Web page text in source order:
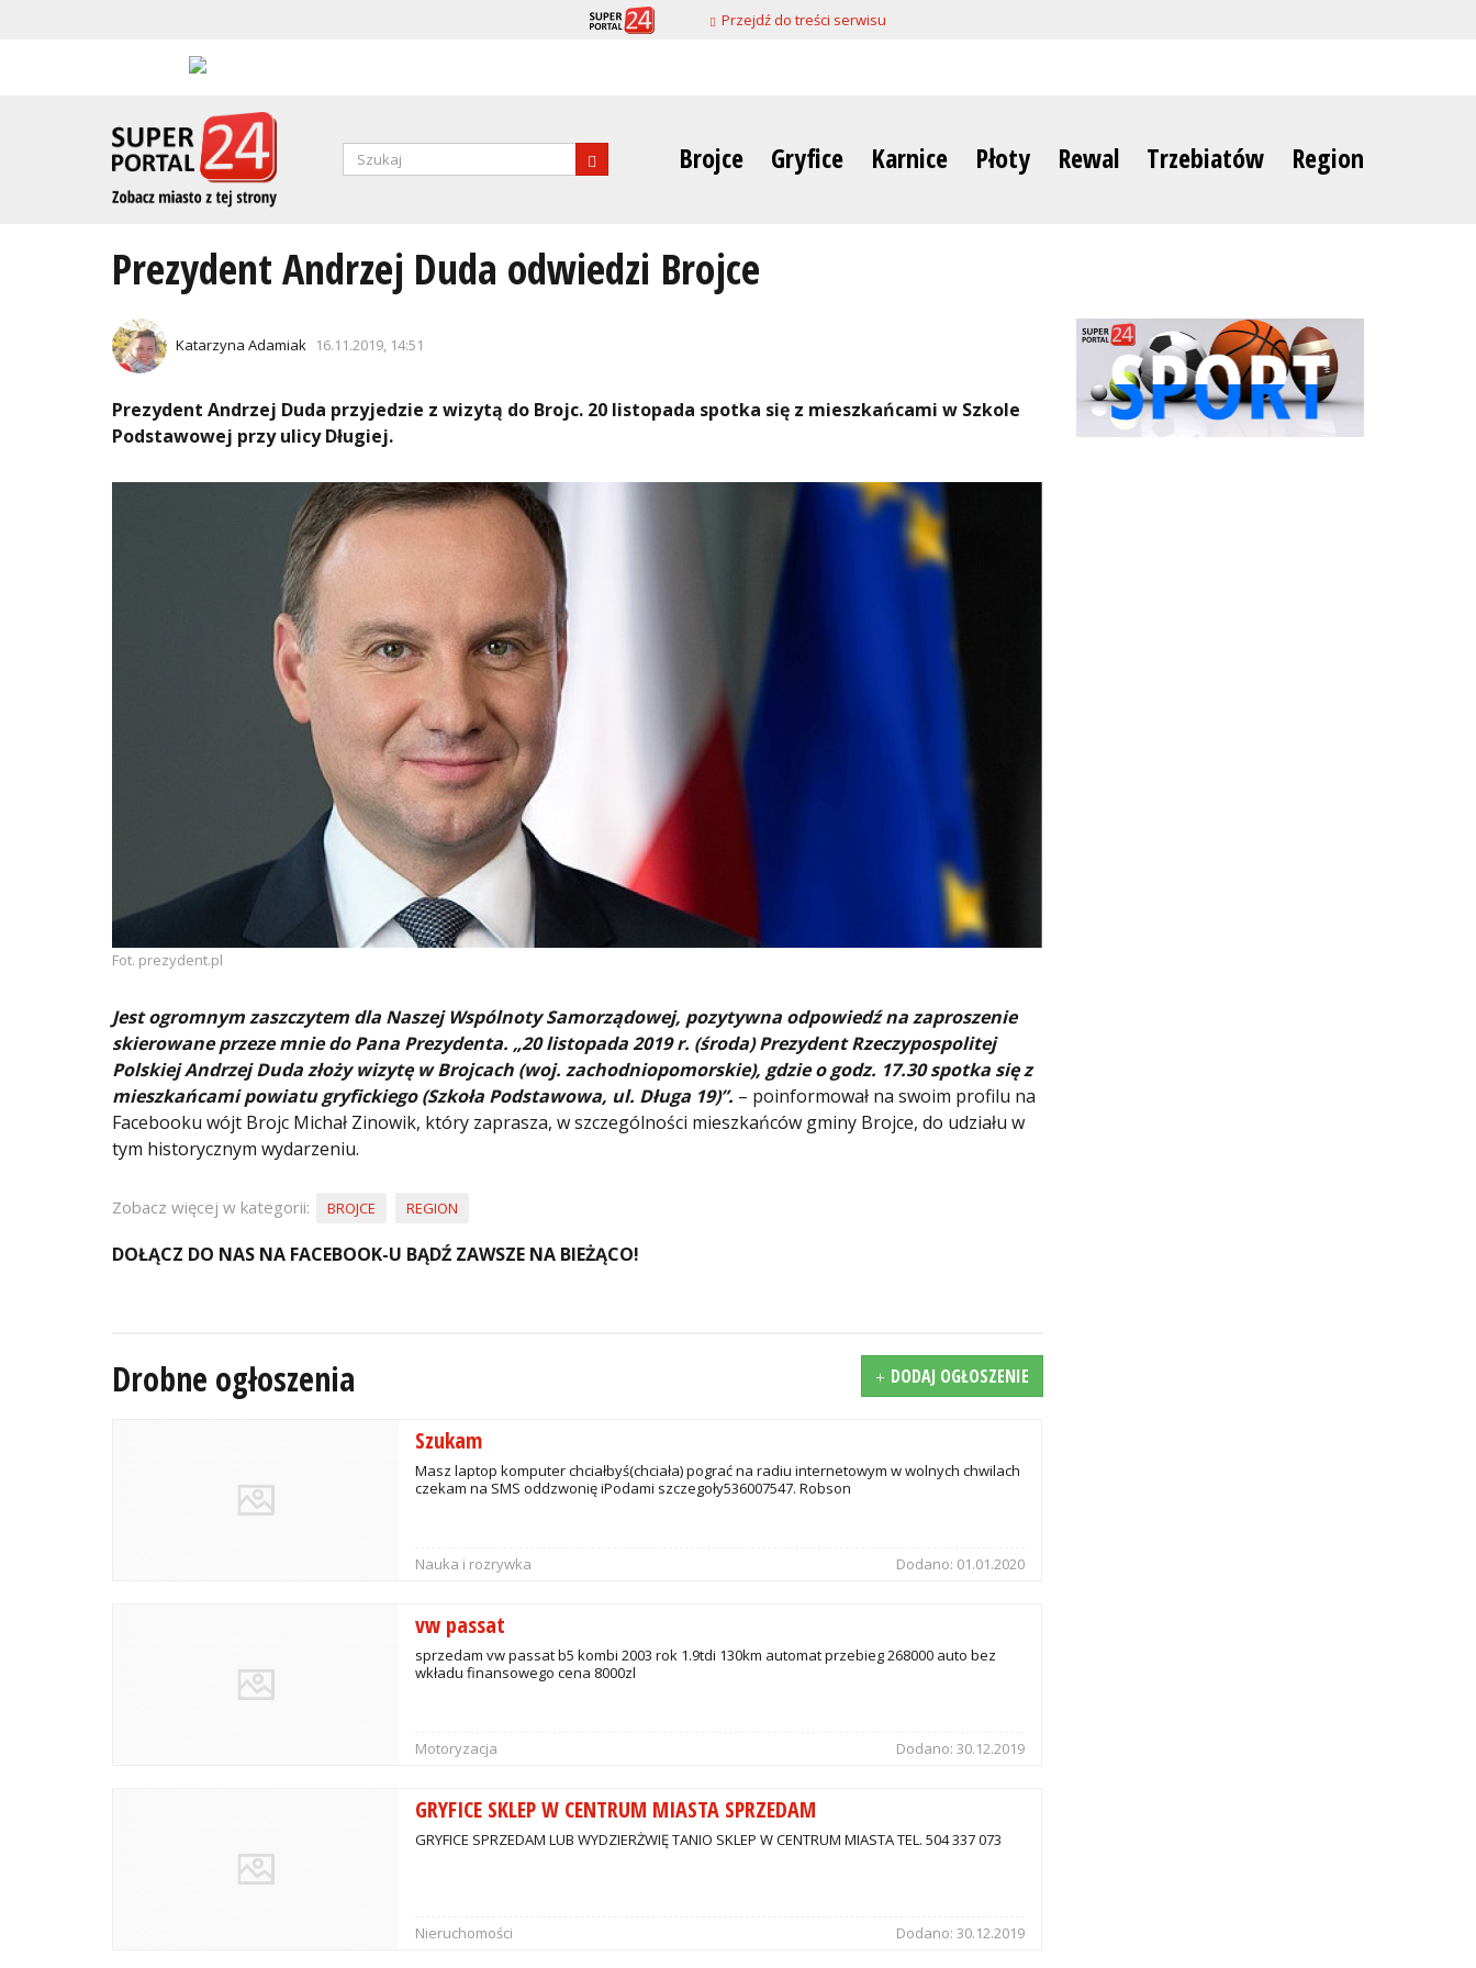
Przejdź do treści serwisu
Brojce Gryfice Karnice Płoty Rewal Trzebiatów Region
Formularz
Prezydent Andrzej Duda odwiedzi Brojce
Katarzyna Adamiak 16.11.2019, 14:51
Prezydent Andrzej Duda przyjedzie z wizytą do Brojc. 20 listopada spotka się z mieszkańcami w Szkole
Podstawowej przy ulicy Długiej.
Fot. prezydent.pl
Jest ogromnym zaszczytem dla Naszej Wspólnoty Samorządowej, pozytywna odpowiedź na zaproszenie
skierowane przeze mnie do Pana Prezydenta. „20 listopada 2019 r. (środa) Prezydent Rzeczypospolitej
Polskiej Andrzej Duda złoży wizytę w Brojcach (woj. zachodniopomorskie), gdzie o godz. 17.30 spotka się z
mieszkańcami powiatu gryfickiego (Szkoła Podstawowa, ul. Długa 19)”. – poinformował na swoim profilu na
Facebooku wójt Brojc Michał Zinowik, który zaprasza, w szczególności mieszkańców gminy Brojce, do udziału w
tym historycznym wydarzeniu.
Zobacz więcej w kategorii: BROJCE REGION
DOŁĄCZ DO NAS NA FACEBOOK-U BĄDŹ ZAWSZE NA BIEŻĄCO!
Drobne ogłoszenia DODAJ OGŁOSZENIE
Szukam
Masz laptop komputer chciałbyś(chciała) pograć na radiu internetowym w wolnych chwilach
czekam na SMS oddzwonię iPodami szczegoły536007547. Robson
Nauka i rozrywka Dodano: 01.01.2020
vw passat
sprzedam vw passat b5 kombi 2003 rok 1.9tdi 130km automat przebieg 268000 auto bez
wkładu finansowego cena 8000zl
Motoryzacja Dodano: 30.12.2019
GRYFICE SKLEP W CENTRUM MIASTA SPRZEDAM
GRYFICE SPRZEDAM LUB WYDZIERŻWIĘ TANIO SKLEP W CENTRUM MIASTA TEL. 504 337 073
Nieruchomości Dodano: 30.12.2019